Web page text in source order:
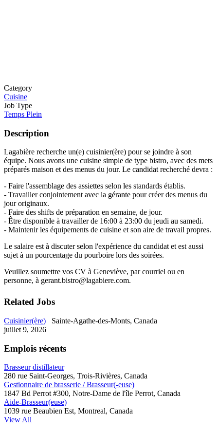
Category
Cuisine
Job Type
Temps Plein
Description
Lagabière recherche un(e) cuisinier(ère) pour se joindre à son
équipe. Nous avons une cuisine simple de type bistro, avec des mets
préparés maison et des menus du jour. Le candidat recherché devra :
- Faire l'assemblage des assiettes selon les standards établis.
- Travailler conjointement avec la gérante pour créer des menus du
jour originaux.
- Faire des shifts de préparation en semaine, de jour.
- Être disponible à travailler de 16:00 à 23:00 du jeudi au samedi.
- Maintenir les équipements de cuisine et son aire de travail propres.
Le salaire est à discuter selon l'expérience du candidat et est aussi
sujet à un pourcentage du pourboire lors des soirées.
Veuillez soumettre vos CV à Geneviève, par courriel ou en
personne, à gerant.bistro@lagabiere.com.
Related Jobs
Cuisinier(ère)
Sainte-Agathe-des-Monts, Canada
juillet 9, 2026
Emplois récents
Brasseur distillateur
280 rue Saint-Georges, Trois-Rivières, Canada
Gestionnaire de brasserie / Brasseur(-euse)
1847 Bd Perrot #300, Notre-Dame de l'île Perrot, Canada
Aide-Brasseur(euse)
1039 rue Beaubien Est, Montreal, Canada
View All